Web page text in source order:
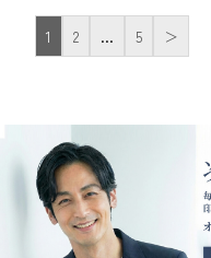
1 2 … 5 ＞